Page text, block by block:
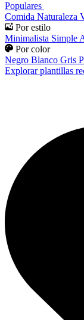
Populares
Comida Naturaleza
Por estilo
Minimalista Simple
Por color
Negro Blanco Gris
Explorar plantillas